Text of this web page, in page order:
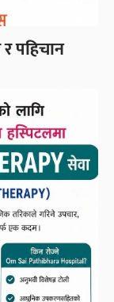
पहिचान